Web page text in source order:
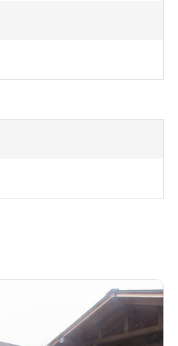
想像していたのだが、これが